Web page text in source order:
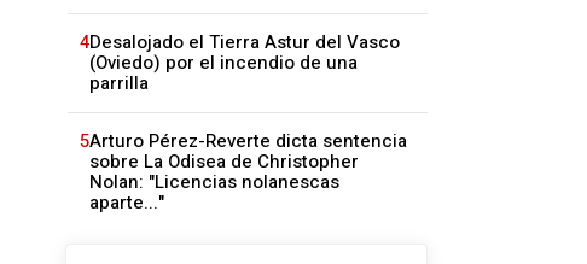
4Desalojado el Tierra Astur del Vasco
(Oviedo) por el incendio de una
parrilla
5Arturo Pérez-Reverte dicta sentencia
sobre La Odisea de Christopher
Nolan: "Licencias nolanescas
aparte..."